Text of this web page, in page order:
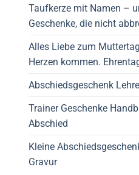
Taufkerze mit Namen –
Geschenke, die nicht
Alles Liebe zum
Herzen kommen.
Abschiedsgeschenk
Trainer Geschenke
Abschied
Kleine
Gravur